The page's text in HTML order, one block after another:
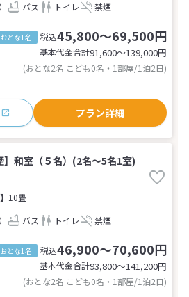
バス トイレ 禁煙
おとな1名 税込45,800～69,500円
基本代金合計91,600〜139,000円
(おとな2名 こども0名・1部屋/1泊2日)
プラン詳細
】和室（５名）(2名～5名1室)
】10畳
バス トイレ 禁煙
おとな1名 税込46,900～70,600円
基本代金合計93,800〜141,200円
(おとな2名 こども0名・1部屋/1泊2日)